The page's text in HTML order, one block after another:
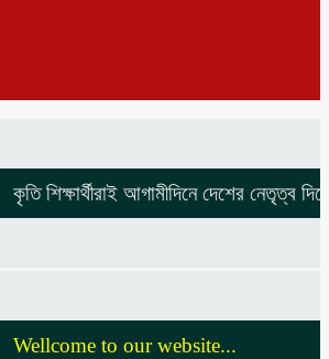
কৃতি শিক্ষার্থীরাই আগামীদিনে দেশের নেতৃত্ব দিবে
Wellcome to our website...